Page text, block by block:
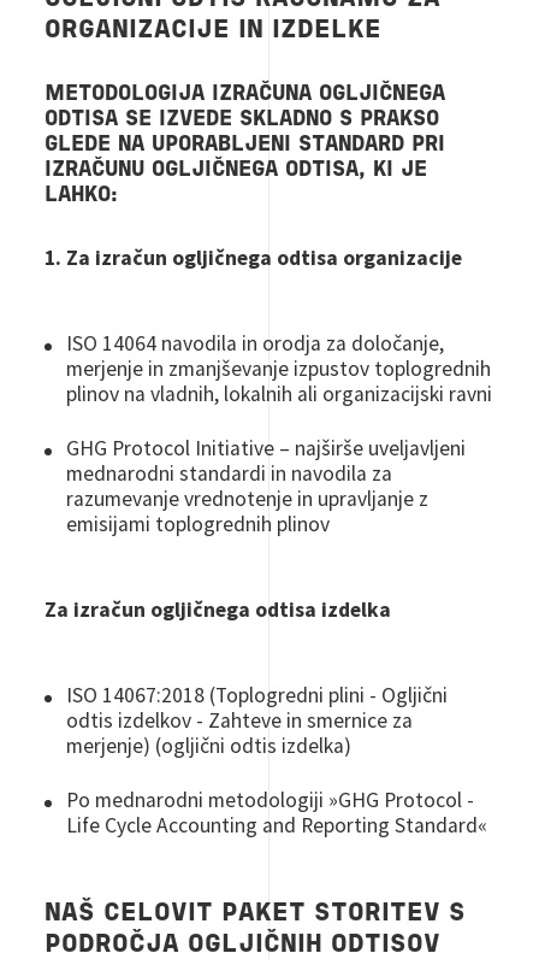
ORGANIZACIJE IN IZDELKE
METODOLOGIJA IZRAČUNA OGLJIČNEGA
ODTISA SE IZVEDE SKLADNO S PRAKSO
GLEDE NA UPORABLJENI STANDARD PRI
IZRAČUNU OGLJIČNEGA ODTISA, KI JE
LAHKO:
1. Za izračun ogljičnega odtisa organizacije
ISO 14064 navodila in orodja za določanje,
merjenje in zmanjševanje izpustov toplogrednih
plinov na vladnih, lokalnih ali organizacijski ravni
GHG Protocol Initiative – najširše uveljavljeni
mednarodni standardi in navodila za
razumevanjevrednotenje in upravljanje z
emisijami toplogrednih plinov
Za izračun ogljičnega odtisa izdelka
ISO 14067:2018 (Toplogredni plini - Ogljični
odtis izdelkov - Zahteve insmernice za
merjenje) (ogljični odtis izdelka)
Po mednarodni metodologiji »GHG Protocol -
Life Cycle Accounting and Reporting Standard«
NAŠ CELOVIT PAKET STORITEV S
PODROČJA OGLJIČNIH ODTISOV